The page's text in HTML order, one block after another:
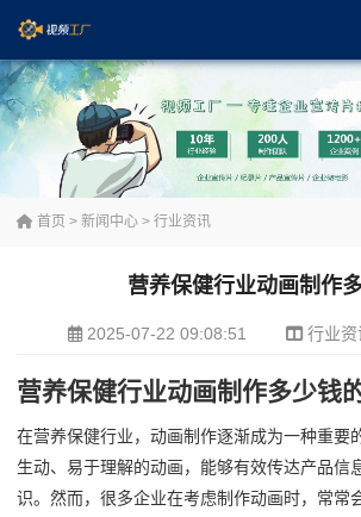
首页 > 新闻中心 > 行业资讯
营养保健行业动画制作
2025-07-22 09:08:51 行业资
营养保健行业动画制作多少钱
在营养保健行业，动画制作逐渐成为一种重要
生动、易于理解的动画，能够有效传达产品信
识。然而，很多企业在考虑制作动画时，常常